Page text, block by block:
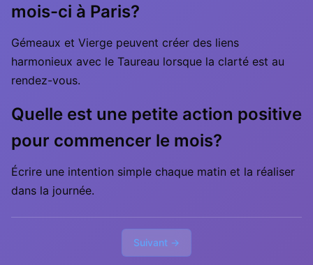
mois-ci à Paris?
Gémeaux et Vierge peuvent créer des liens
harmonieux avec le Taureau lorsque la clarté est au
rendez-vous.
Quelle est une petite action positive
pour commencer le mois?
Écrire une intention simple chaque matin et la réaliser
dans la journée.
Suivant →